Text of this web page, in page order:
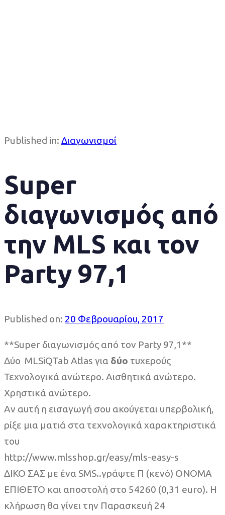
Published in: Διαγωνισμοί
Super
διαγωνισμός από
την MLS και τον
Party 97,1
Published on: 20 Φεβρουαρίου, 2017
**Super διαγωνισμός από τον Party 97,1**
Δύο MLSiQTab Atlas για δύο τυχερούς
Τεχνολογικά ανώτερο. Αισθητικά ανώτερο.
Χρηστικά ανώτερο.
Αν αυτή η εισαγωγή σου ακούγεται υπερβολική,
ρίξε μια ματιά στα τεχνολογικά χαρακτηριστικά
του
http://www.mlsshop.gr/easy/mls-easy-s
ΔΙΚΟ ΣΑΣ με ένα SMS..γράψτε Π (κενό) ΟΝΟΜΑ
ΕΠΙΘΕΤΟ και αποστολή στο 54260 (0,31 euro). Η
κλήρωση θα γίνει την Παρασκευή 24